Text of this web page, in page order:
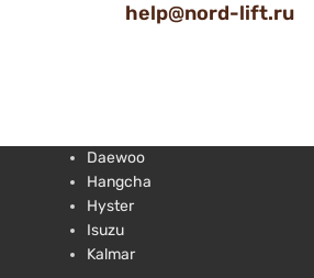
help@nord-lift.ru
Daewoo
Hangcha
Hyster
Isuzu
Kalmar